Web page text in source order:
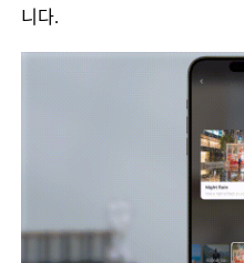
니다.